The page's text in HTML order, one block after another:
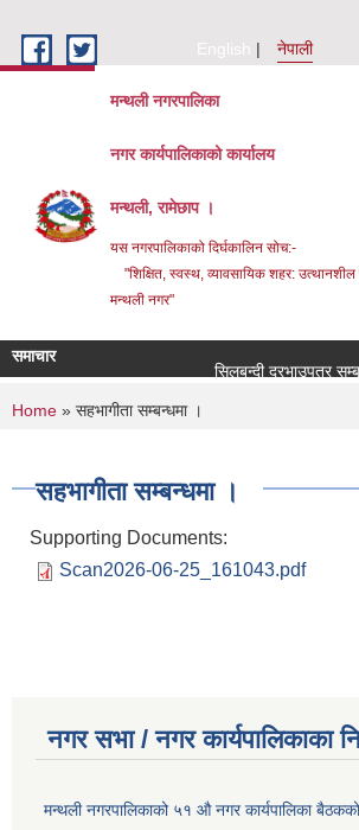
English
नेपाली
मन्थली नगरपालिका
नगर कार्यपालिकाको कार्यालय
मन्थली, रामेछाप ।
यस नगरपालिकाको दिर्घकालिन सोच:-
"शिक्षित, स्वस्थ, व्यावसायिक शहर: उत्थानशील
मन्थली नगर"
समाचार
सिलबन्दी दरभाउपत्र
You are here
Home » सहभागीता सम्बन्धमा ।
सहभागीता सम्बन्धमा ।
Supporting Documents:
Scan2026-06-25_161043.pdf
नगर सभा / नगर कार्यपालिकाका
मन्थली नगरपालिकाको ५१ औ नगर कार्यपालिका